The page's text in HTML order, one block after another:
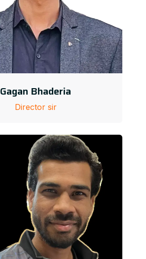
Gagan Bhaderia
Director sir